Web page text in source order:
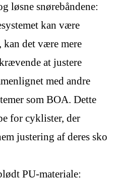
løsne snørebåndene:
kan være
det være mere
at justere
med andre
som BOA. Dette
for cyklister, der
justering af deres sko
PU-materiale: